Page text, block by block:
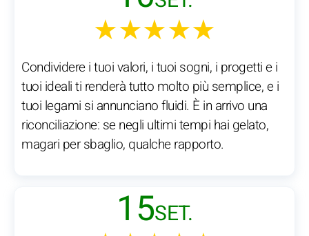
★★★★★
Condividere i tuoi valori, i tuoi sogni, i progetti e i
tuoi ideali ti renderà tutto molto più semplice, e i
tuoi legami si annunciano fluidi. È in arrivo una
riconciliazione: se negli ultimi tempi hai gelato,
magari per sbaglio, qualche rapporto.
15SET.